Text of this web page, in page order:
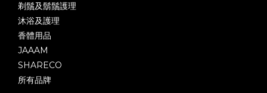
剃鬚及鬍鬚護理
沐浴及護理
香體用品
JAAAM
SHARECO
所有品牌